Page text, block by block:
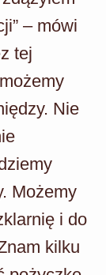
– mówi
tej
Nie
Możemy
i do
kilku